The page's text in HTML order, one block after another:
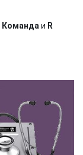
Команда и R